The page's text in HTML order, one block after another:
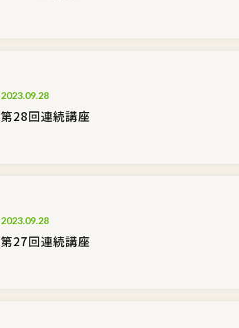
2023.09.28
第28回連続講座
2023.09.28
第27回連続講座